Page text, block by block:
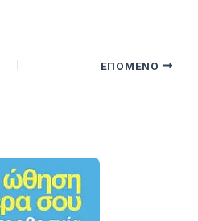
ΕΠΌΜΕΝΟ